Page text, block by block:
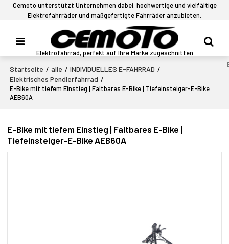
Cemoto unterstützt Unternehmen dabei, hochwertige und vielfältige
Elektrofahrräder und maßgefertigte Fahrräder anzubieten.
Elektrofahrrad, perfekt auf Ihre Marke zugeschnitten
Startseite / alle / INDIVIDUELLES E-FAHRRAD /
Elektrisches Pendlerfahrrad /
E-Bike mit tiefem Einstieg | Faltbares E-Bike | Tiefeinsteiger-E-Bike
AEB60A
E-Bike mit tiefem Einstieg | Faltbares E-Bike |
Tiefeinsteiger-E-Bike AEB60A